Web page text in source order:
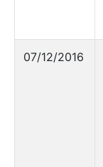
07/12/2016